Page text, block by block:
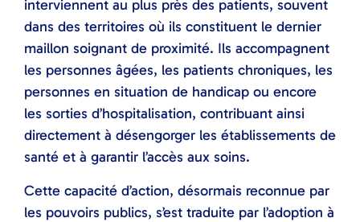
interviennent au plus près des patients, souvent
dans des territoires où ils constituent le dernier
maillon soignant de proximité. Ils accompagnent
les personnes âgées, les patients chroniques, les
personnes en situation de handicap ou encore
les sorties d’hospitalisation, contribuant ainsi
directement à désengorger les établissements de
santé et à garantir l’accès aux soins.
Cette capacité d’action, désormais reconnue par
les pouvoirs publics, s’est traduite par l’adoption à